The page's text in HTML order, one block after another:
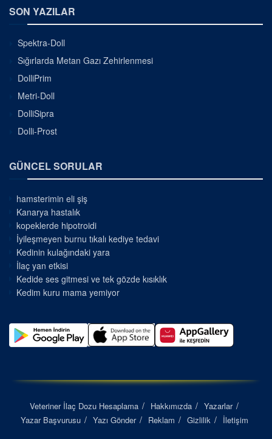
SON YAZILAR
Spektra-Doll
Sığırlarda Metan Gazı Zehirlenmesi
DolliPrim
Metri-Doll
DolliSipra
Dolli-Prost
GÜNCEL SORULAR
hamsterimin eli şiş
Kanarya hastalık
kopeklerde hipotroidi
İyileşmeyen burnu tıkalı kediye tedavi
Kedinin kulağındaki yara
İlaç yan etkisi
Kedide ses gitmesi ve tek gözde kısıklık
Kedim kuru mama yemiyor
Veteriner İlaç Dozu Hesaplama Hakkımızda
Yazarlar
Yazar Başvurusu
Yazı Gönder Reklam Gizlilik İletişim